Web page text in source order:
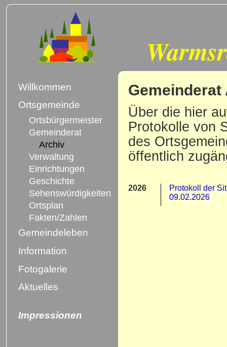
Gemeinderat
Über die hier
Protokolle von
des
öffentlich
2026
Protokoll der
09.02.2026
Willkommen
Ortsgemeinde
Ortsbürgermeister
Gemeinderat
Archiv
Verwaltung
Einrichtungen
Geschichte
Sehenswürdigkeiten
Ortsplan
Fakten/Zahlen
Gemeindeleben
Information
Fotogalerie
Aktuelles
Impressionen